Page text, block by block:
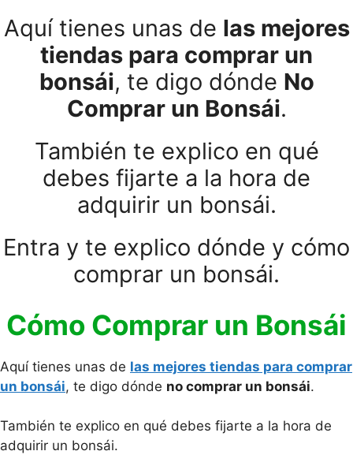
Aquí tienes unas de las mejores
tiendas para comprar un
bonsái, te digo dónde No
Comprar un Bonsái.
También te explico en qué
debes fijarte a la hora de
adquirir un bonsái.
Entra y te explico dónde y cómo
comprar un bonsái.
Cómo Comprar un Bonsái
Aquí tienes unas de las mejores tiendas para comprar
un bonsái, te digo dónde no comprar un bonsái.
También te explico en qué debes fijarte a la hora de
adquirir un bonsái.